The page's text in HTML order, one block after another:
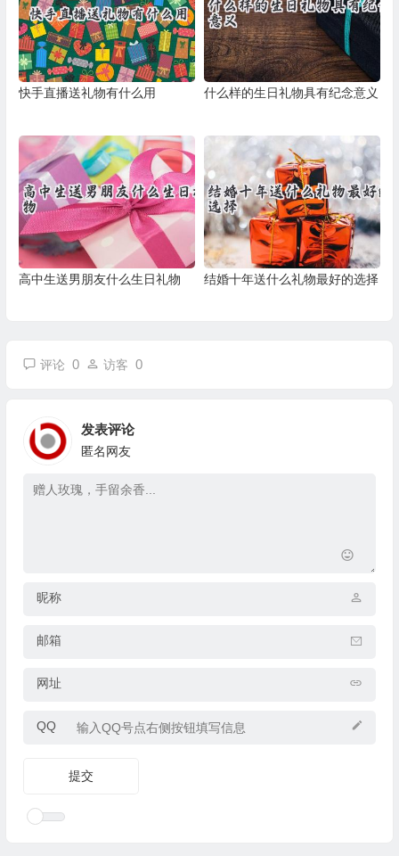
快手直播送礼物有什么用 什么样的生日礼物具有纪念意义
高中生送男朋友什么生日礼物 结婚十年送什么礼物最好的选择
评论 0 访客 0
发表评论
匿名网友
昵称
邮箱
网址
QQ